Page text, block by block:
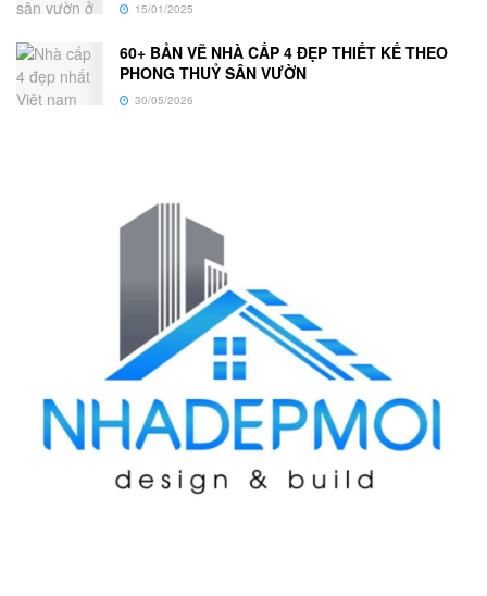
15/01/2025
60+ BẢN VẼ NHÀ CẤP 4 ĐẸP THIẾT KẾ THEO
PHONG THUỶ SÂN VƯỜN
30/05/2026